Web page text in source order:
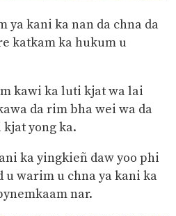
ya kani ka nan da chna da
katkam ka hukum u
kawi ka luti kjat wa lai
da rim bha wei wa da
yong ka.
ka yingkieñ daw yoo phi
u warim u chna ya kani ka
nar.